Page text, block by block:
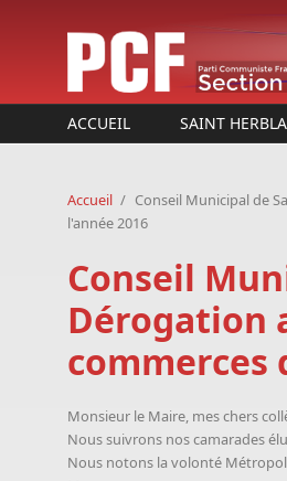
ACCUEIL SAINT
Accueil / Conseil Municipal de
l'année 2016
Conseil
Dérogation
commerces
Monsieur le Maire, mes chers
Nous suivrons nos camarades
Nous notons la volonté